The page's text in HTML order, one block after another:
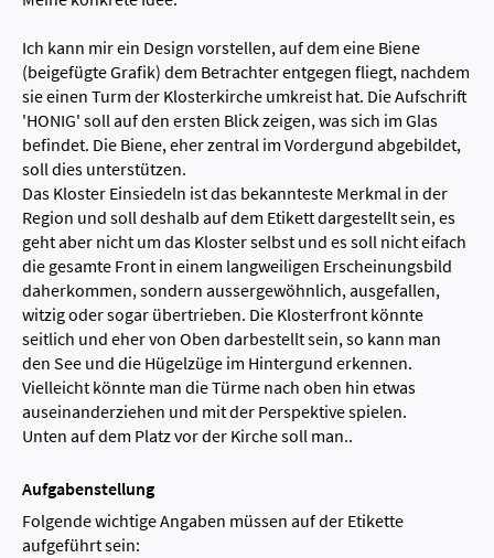
Ich kann mir ein Design vorstellen, auf dem eine Biene
(beigefügte Grafik) dem Betrachter entgegen fliegt, nachdem
sie einen Turm der Klosterkirche umkreist hat. Die Aufschrift
'HONIG' soll auf den ersten Blick zeigen, was sich im Glas
befindet. Die Biene, eher zentral im Vordergund abgebildet,
soll dies unterstützen.
Das Kloster Einsiedeln ist das bekannteste Merkmal in der
Region und soll deshalb auf dem Etikett dargestellt sein, es
geht aber nicht um das Kloster selbst und es soll nicht eifach
die gesamte Front in einem langweiligen Erscheinungsbild
daherkommen, sondern aussergewöhnlich, ausgefallen,
witzig oder sogar übertrieben. Die Klosterfront könnte
seitlich und eher von Oben darbestellt sein, so kann man
den See und die Hügelzüge im Hintergund erkennen.
Vielleicht könnte man die Türme nach oben hin etwas
auseinanderziehen und mit der Perspektive spielen.
Unten auf dem Platz vor der Kirche soll man..
Aufgabenstellung
Folgende wichtige Angaben müssen auf der Etikette
aufgeführt sein: